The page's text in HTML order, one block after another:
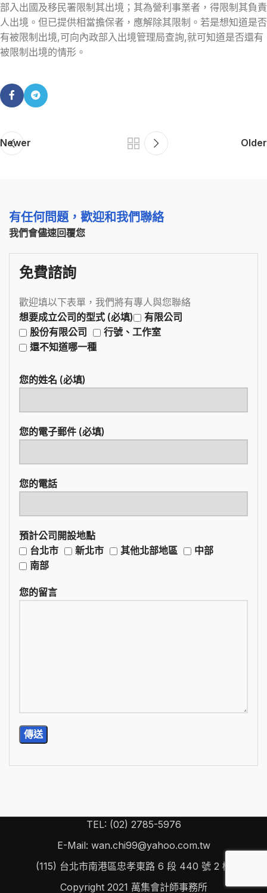
部入出國及移民署限制其出境；其為營利事業者，得限制其負責
人出境。但已提供相當擔保者，應解除其限制。若是想知道是否
有被限制出境,可向內政部入出境管理局查詢,就可知道是否還有
被限制出境的情形。
Newer Older
有任何問題，歡迎和我們聯絡
我們會儘速回覆您
免費諮詢
歡迎填以下表單，我們將有專人與您聯絡
想要成立公司的型式 (必填)
有限公司
股份有限公司
行號、工作室
還不知道哪一種
您的姓名 (必填)
您的電子郵件 (必填)
您的電話
預計公司開設地點
台北市
新北市 其他北部地區
中部
南部
您的留言
TEL: (02) 2785-5976
E-Mail: wan.chi99@yahoo.com.tw
(115) 台北市南港區忠孝東路 6 段 440 號 2 樓
Copyright 2021 萬集會計師事務所